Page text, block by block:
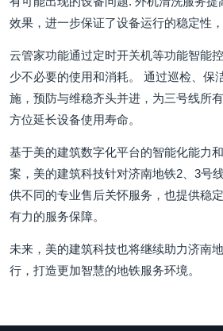
效果，进一步保证了设备运行的稳定性
云管家功能通过定时开关机等功能智能
少不必要的使用和消耗。 通过巡检、保
施，预防与维稳齐头并进，为三号线所
方位延长设备使用寿命。
基于美的建筑数字化平台的智能化能力
案，美的建筑科技针对济南地铁2、3号
供不同的专业售后关怀服务，也提供稳
有力的服务保障。
未来，美的建筑科技也将继续助力济南
行，打造更加智慧的地铁服务环境。